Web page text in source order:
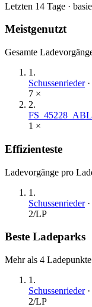
Letzten 14 Tage ·
Meistgenutzt
Gesamte
1 .
Schussenrieder·
7 ×
2.
1 ×
Effizienteste
Ladevorgänge pro
1 .
Schussenrieder·
2/LP
Beste Ladeparks
Mehr als 4
1 .
Schussenrieder·
2/LP